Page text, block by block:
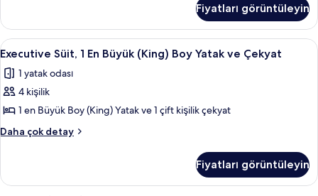
görün
Odası
hakkında
daha
detay
Fiyatları görüntüleyin
Executive
Süit,
En
Büyük
(King)
ve
Kaliteli yatak takımı, odada kasa,
11
Executive Süit, 1 En Büyük (King) Boy Yatak ve Çekyat
1 yatak odası
4 kişilik
1 en Büyük Boy (King) Yatak ve 1 çift kişilik çekyat
Daha çok detay
Executive
Büyük
Fiyatları görüntüleyin